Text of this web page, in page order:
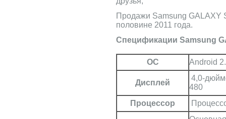
Продажи Samsung GALAXY
половине 2011 года.
Спецификации Samsung
ОС Android
Дисплей
4,0-
480
Процессор